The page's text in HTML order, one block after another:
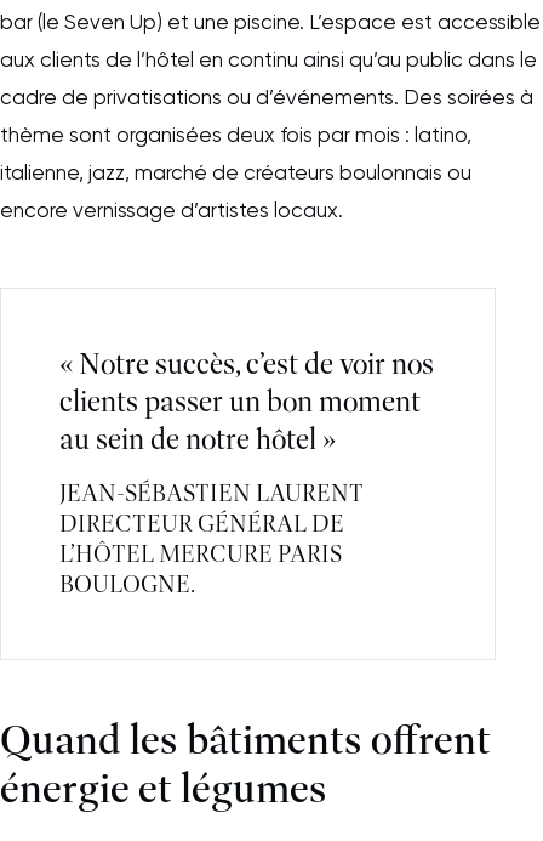
bar (le Seven Up) et une piscine. L’espace est accessible
aux clients de l’hôtel en continu ainsi qu’au public dans le
cadre de privatisations ou d’événements. Des soirées à
thème sont organisées deux fois par mois : latino,
italienne, jazz, marché de créateurs boulonnais ou
encore vernissage d’artistes locaux.
« Notre succès, c’est de voir nos
clients passer un bon moment
au sein de notre hôtel »
JEAN-SÉBASTIEN LAURENT
DIRECTEUR GÉNÉRAL DE
L’HÔTEL MERCURE PARIS
BOULOGNE.
Quand les bâtiments offrent
énergie et légumes